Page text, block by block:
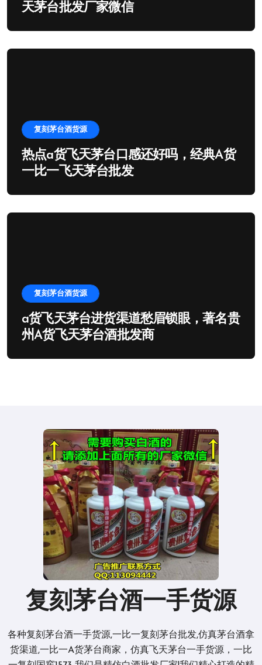
天茅台批发厂家微信
复刻茅台酒货源
热点a货飞天茅台口感还好吗，经典A货
一比一飞天茅台批发
复刻茅台酒货源
a货飞天茅台进货渠道愁眉锁眼，著名贵
州A货飞天茅台酒批发商
复刻茅台酒一手货源
各种复刻茅台酒一手货源,一比一复刻茅台批发,仿真茅台酒拿
货渠道,一比一A货茅台商家，仿真飞天茅台一手货源，一比